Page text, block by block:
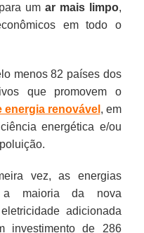
um ar mais limpo,
em todo o
menos 82 países dos
que promovem o
renovável , em
energética e/ou
vez, as energias
a maioria da nova
adicionada
investimento de 286